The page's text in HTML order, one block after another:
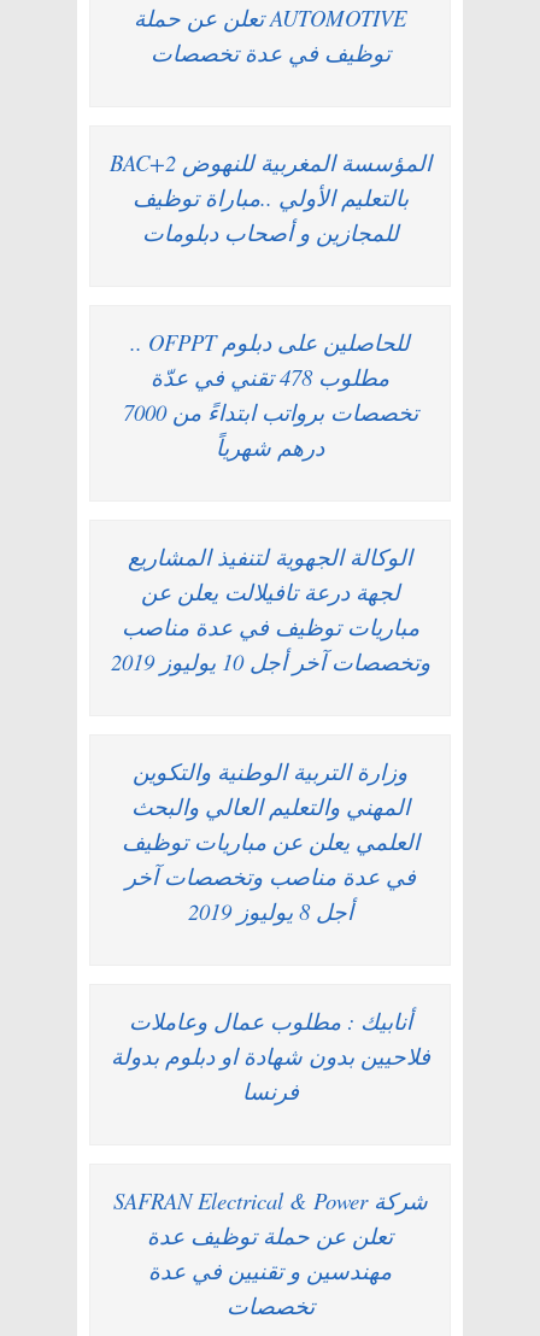
AUTOMOTIVE تعلن عن حملة
توظيف في عدة تخصصات
BAC+2 المؤسسة المغربية للنهوض
بالتعليم الأولي ..مباراة توظيف
للمجازين و أصحاب دبلومات
للحاصلين على دبلوم OFPPT ..
مطلوب 478 تقني في عدّة
تخصصات برواتب ابتداءً من 7000
درهم شهرياً
الوكالة الجهوية لتنفيذ المشاريع
لجهة درعة تافيلالت يعلن عن
مباريات توظيف في عدة مناصب
وتخصصات آخر أجل 10 يوليوز 2019
وزارة التربية الوطنية والتكوين
المهني والتعليم العالي والبحث
العلمي يعلن عن مباريات توظيف
في عدة مناصب وتخصصات آخر
أجل 8 يوليوز 2019
أنابيك : مطلوب عمال وعاملات
فلاحيين بدون شهادة او دبلوم بدولة
فرنسا
شركة SAFRAN Electrical & Power
تعلن عن حملة توظيف عدة
مهندسين و تقنيين في عدة
تخصصات